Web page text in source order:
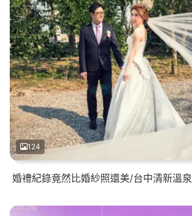
124
婚禮紀錄竟然比婚紗照還美/台中清新溫泉